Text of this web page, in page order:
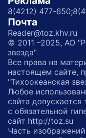
8(4212) 477-650;
Почта
Reader@toz.khv.ru
© 2011 –2025, АО
звезда"
Все права на
настоящем сайте,
"Тихоокеанская
Любое
сайта
с обязательной
сайт http://toz.su
Часть